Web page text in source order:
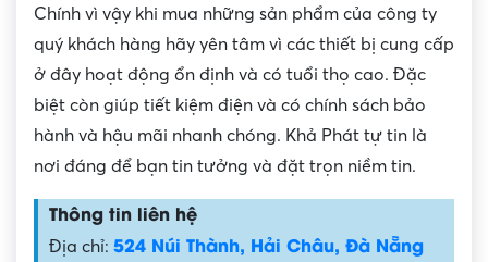
Chính vì vậy khi mua những sản phẩm của công ty
quý khách hàng hãy yên tâm vì các thiết bị cung cấp
ở đây hoạt động ổn định và có tuổi thọ cao. Đặc
biệt còn giúp tiết kiệm điện và có chính sách bảo
hành và hậu mãi nhanh chóng. Khả Phát tự tin là
nơi đáng để bạn tin tưởng và đặt trọn niềm tin.
Thông tin liên hệ
Địa chỉ: 524 Núi Thành, Hải Châu, Đà Nẵng